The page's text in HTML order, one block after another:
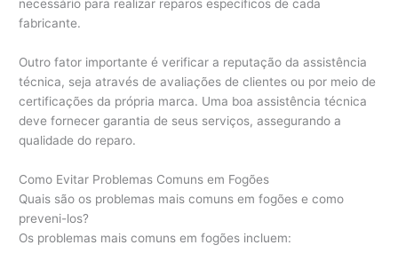
necessário para realizar reparos específicos de cada
fabricante.
Outro fator importante é verificar a reputação da assistência
técnica, seja através de avaliações de clientes ou por meio de
certificações da própria marca. Uma boa assistência técnica
deve fornecer garantia de seus serviços, assegurando a
qualidade do reparo.
Como Evitar Problemas Comuns em Fogões
Quais são os problemas mais comuns em fogões e como
preveni-los?
Os problemas mais comuns em fogões incluem: